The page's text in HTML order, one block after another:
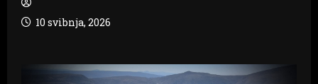
10 svibnja, 2026